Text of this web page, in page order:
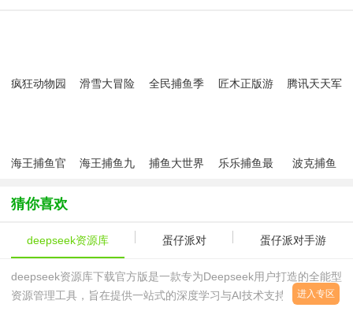
疯狂动物园
滑雪大冒险
全民捕鱼季
匠木正版游
腾讯天天军
海王捕鱼官
海王捕鱼九
捕鱼大世界
乐乐捕鱼最
波克捕鱼
猜你喜欢
deepseek资源库 蛋仔派对 蛋仔派对手游
deepseek资源库下载官方版是一款专为Deepseek用户打造的全能型
资源管理工具，旨在提供一站式的深度学习与AI技术支持。无论你是
进入专区